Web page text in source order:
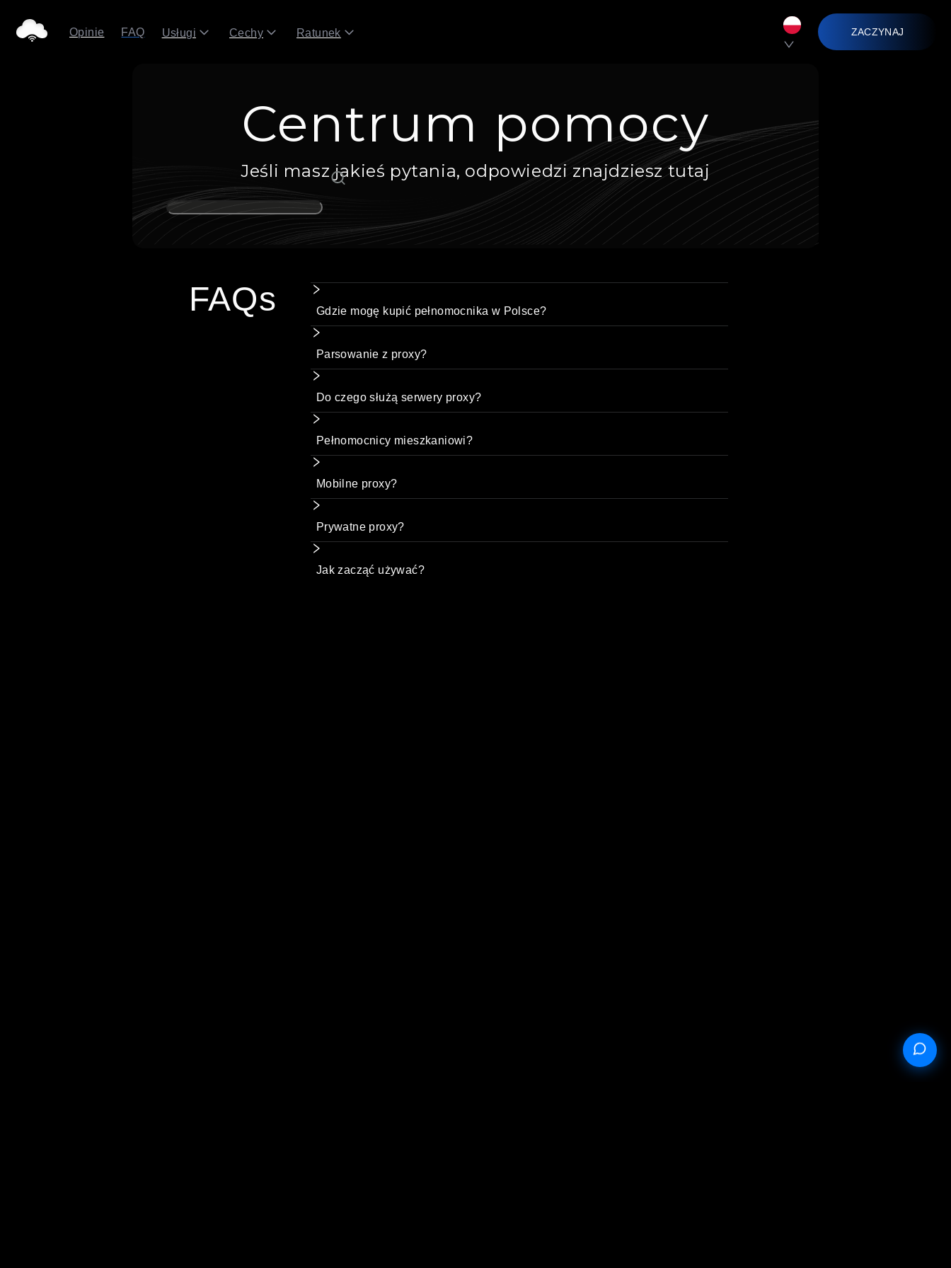
Opinie FAQ Usługi Cechy Ratunek ZACZYNAJ
Centrum pomocy
Jeśli masz jakieś pytania, odpowiedzi znajdziesz tutaj
FAQs Gdzie mogę kupić pełnomocnika w Polsce?
Parsowanie z proxy?
Do czego służą serwery proxy?
Pełnomocnicy mieszkaniowi?
Mobilne proxy?
Prywatne proxy?
Jak zacząć używać?